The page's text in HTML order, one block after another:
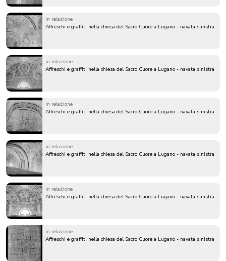
in relazione
Affreschi e graffiti nella chiesa del Sacro Cuore a Lugano - navata sinistra
in relazione
Affreschi e graffiti nella chiesa del Sacro Cuore a Lugano - navata sinistra
in relazione
Affreschi e graffiti nella chiesa del Sacro Cuore a Lugano - navata sinistra
in relazione
Affreschi e graffiti nella chiesa del Sacro Cuore a Lugano - navata sinistra
in relazione
Affreschi e graffiti nella chiesa del Sacro Cuore a Lugano - navata sinistra
in relazione
Affreschi e graffiti nella chiesa del Sacro Cuore a Lugano - navata sinistra